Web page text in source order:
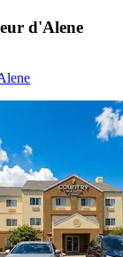
d'Alene